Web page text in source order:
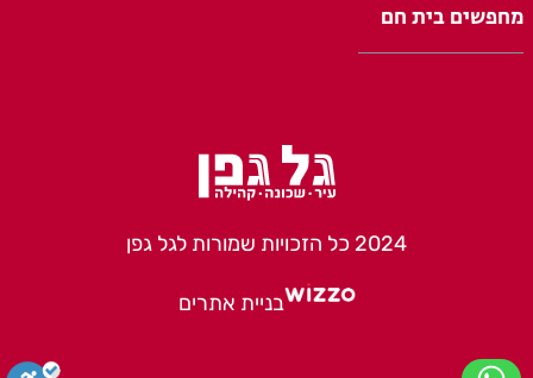
מחפשים בית חם
2024 כל הזכויות שמורות לגל גפן
בניית אתרים